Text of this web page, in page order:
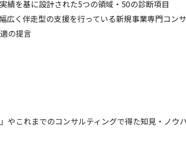
績を基に設計された5つの領域・50の診断項目
広く伴走型の支援を行っている新規事業専門コン
の提言
やこれまでのコンサルティングで得た知見・ノウ